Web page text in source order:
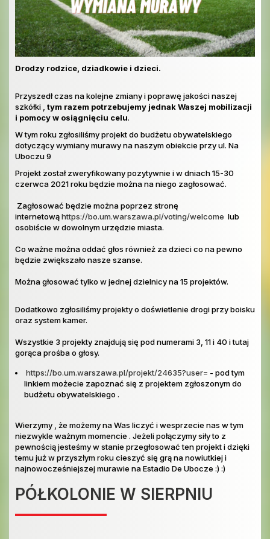
Drodzy rodzice, dziadkowie i dzieci.
Przyszedł czas na kolejne zmiany i poprawę jakości naszej
szkółki , tym razem potrzebujemy jednak Waszej mobilizacji
i pomocy w osiągnięciu celu.
W tym roku zgłosiliśmy projekt do budżetu obywatelskiego
dotyczący wymiany murawy na naszym obiekcie przy ul. Na
Uboczu 9
Projekt został zweryfikowany pozytywnie i w dniach 15-30
czerwca 2021 roku będzie można na niego zagłosować.
Zagłosować będzie można poprzez stronę
internetowąhttps://bo.um.warszawa.pl/voting/welcome lub
osobiście w dowolnym urzędzie miasta.
Co ważne można oddać głos również za dzieci co na pewno
będzie zwiększało nasze szanse.
Można głosować tylko w jednej dzielnicy na 15 projektów.
Dodatkowo zgłosiliśmy projekty o doświetlenie drogi przy boisku
oraz system kamer.
Wszystkie 3 projekty znajdują się pod numerami 3, 11 i 40 i tutaj
gorąca prośba o głosy.
https://bo.um.warszawa.pl/projekt/24635?user= - pod tym
linkiem możecie zapoznać się z projektem zgłoszonym do
budżetu obywatelskiego .
Wierzymy , że możemy na Was liczyć i wesprzecie nas w tym
niezwykle ważnym momencie . Jeżeli połączymy siły to z
pewnością jesteśmy w stanie przegłosować ten projekt i dzięki
temu już w przyszłym roku cieszyć się grą na nowiutkiej i
najnowocześniejszej murawie na Estadio De Ubocze :) :)
PÓŁKOLONIE W SIERPNIU